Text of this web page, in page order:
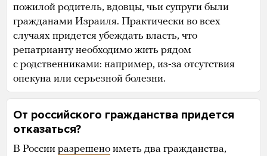
пожилой родитель, вдовцы, чьи супруги были
гражданами Израиля. Практически во всех
случаях придется убеждать власть, что
репатрианту необходимо жить рядом
с родственниками: например, из-за отсутствия
опекуна или серьезной болезни.
От российского гражданства придется
отказаться?
В России разрешено иметь два гражданства,